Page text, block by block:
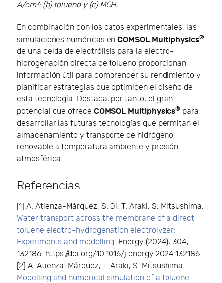
A/cm²: (b) tolueno y (c) MCH.
En combinación con los datos experimentales, las
simulaciones numéricas en COMSOL Multiphysics®
de una celda de electrólisis para la electro-
hidrogenación directa de tolueno proporcionan
información útil para comprender su rendimiento y
planificar estrategias que optimicen el diseño de
esta tecnología. Destaca, por tanto, el gran
potencial que ofrece COMSOL Multiphysics® para
desarrollar las futuras tecnologías que permitan el
almacenamiento y transporte de hidrógeno
renovable a temperatura ambiente y presión
atmosférica.
Referencias
[1] A. Atienza-Márquez, S. Oi, T. Araki, S. Mitsushima.
Water transport across the membrane of a direct
toluene electro-hydrogenation electrolyzer:
Experiments and modelling. Energy (2024), 304,
132186. https://doi.org/10.1016/j.energy.2024.132186
[2] A. Atienza-Márquez, T. Araki, S. Mitsushima.
Modelling and numerical simulation of a toluene